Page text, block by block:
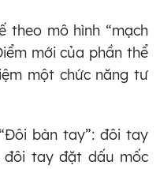
theo mô hình “mạch
mới của phần thể
một chức năng tư
bàn tay”: đôi tay
đôi tay đặt dấu mốc